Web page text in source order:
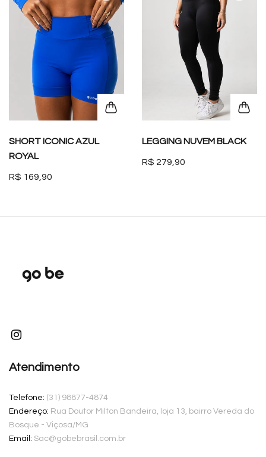
SHORT ICONIC AZUL
ROYAL
R$ 169,90
LEGGING NUVEM BLACK
R$ 279,90
Atendimento
Telefone: (31) 98877-4874
Endereço: Rua Doutor Milton Bandeira, loja 13, bairro Vereda do
Bosque - Viçosa/MG
Email: Sac@gobebrasil.com.br